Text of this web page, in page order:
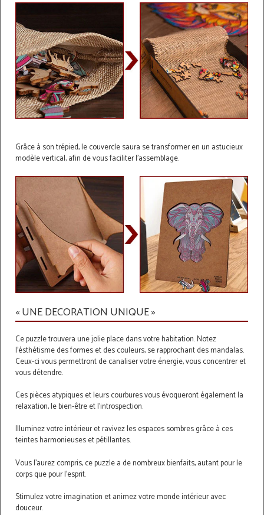
Grâce à son trépied, le couvercle saura se transformer en un astucieux
modèle vertical, afin de vous faciliter l'assemblage.
« UNE DECORATION UNIQUE »
Ce puzzle trouvera une jolie place dans votre habitation. Notez
l'ésthétisme des formes et des couleurs, se rapprochant des mandalas.
Ceux-ci vous permettront de canaliser votre énergie, vous concentrer et
vous détendre.
Ces pièces atypiques et leurs courbures vous évoqueront également la
relaxation, le bien-être et l'introspection.
Illuminez votre intérieur et ravivez les espaces sombres grâce à ces
teintes harmonieuses et pétillantes.
Vous l'aurez compris, ce puzzle a de nombreux bienfaits, autant pour le
corps que pour l'esprit.
Stimulez votre imagination et animez votre monde intérieur avec
douceur.